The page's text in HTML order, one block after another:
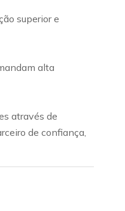
superior e
alta
através de
de confiança,